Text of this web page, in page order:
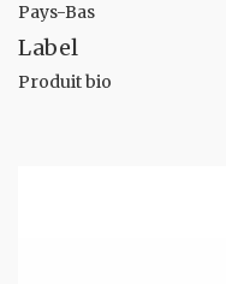
Pays-Bas
Label
Produit bio